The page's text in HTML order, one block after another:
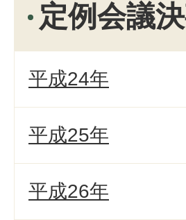
定例会議
平成24年
平成25年
平成26年